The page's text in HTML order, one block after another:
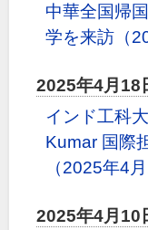
中華全国帰
学を来訪（
2025年4月18
インド工科
Kumar 国際
（2025年4
2025年4月10